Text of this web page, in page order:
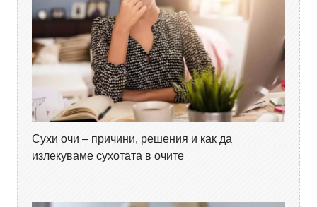
Сухи очи – причини, решения и как да
излекуваме сухотата в очите